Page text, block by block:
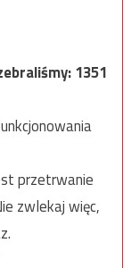
1351
przetrwanie
zwlekaj więc,